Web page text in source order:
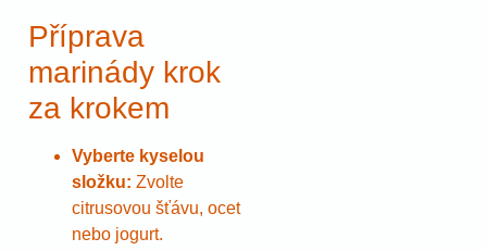
Příprava
marinády krok
za krokem
Vyberte kyselou
složku: Zvolte
citrusovou šťávu, ocet
nebo jogurt.